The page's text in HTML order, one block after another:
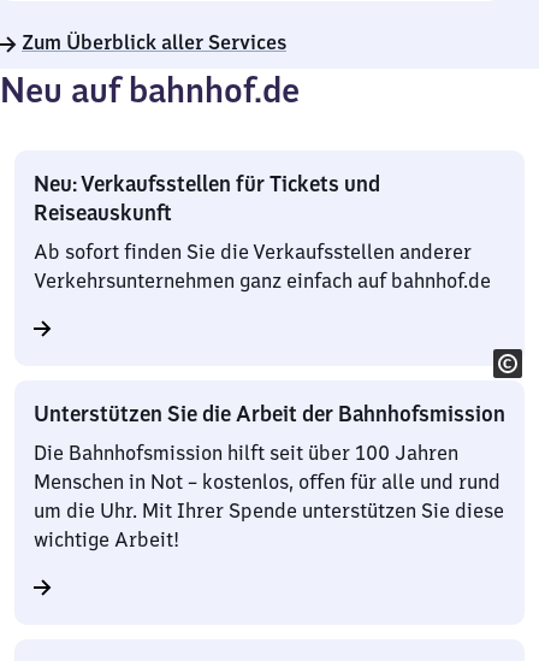
Zum Überblick aller Services
Neu auf bahnhof.de
Neu: Verkaufsstellen für Tickets und
Reiseauskunft
Ab sofort finden Sie die Verkaufsstellen anderer
Verkehrsunternehmen ganz einfach auf bahnhof.de
Unterstützen Sie die Arbeit der Bahnhofsmission
Die Bahnhofsmission hilft seit über 100 Jahren
Menschen in Not – kostenlos, offen für alle und rund
um die Uhr. Mit Ihrer Spende unterstützen Sie diese
wichtige Arbeit!